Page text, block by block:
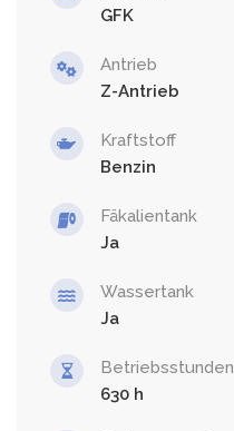
GFK
Antrieb
Z-Antrieb
Kraftstoff
Benzin
Fäkalientank
Ja
Wassertank
Ja
Betriebsstunden
630